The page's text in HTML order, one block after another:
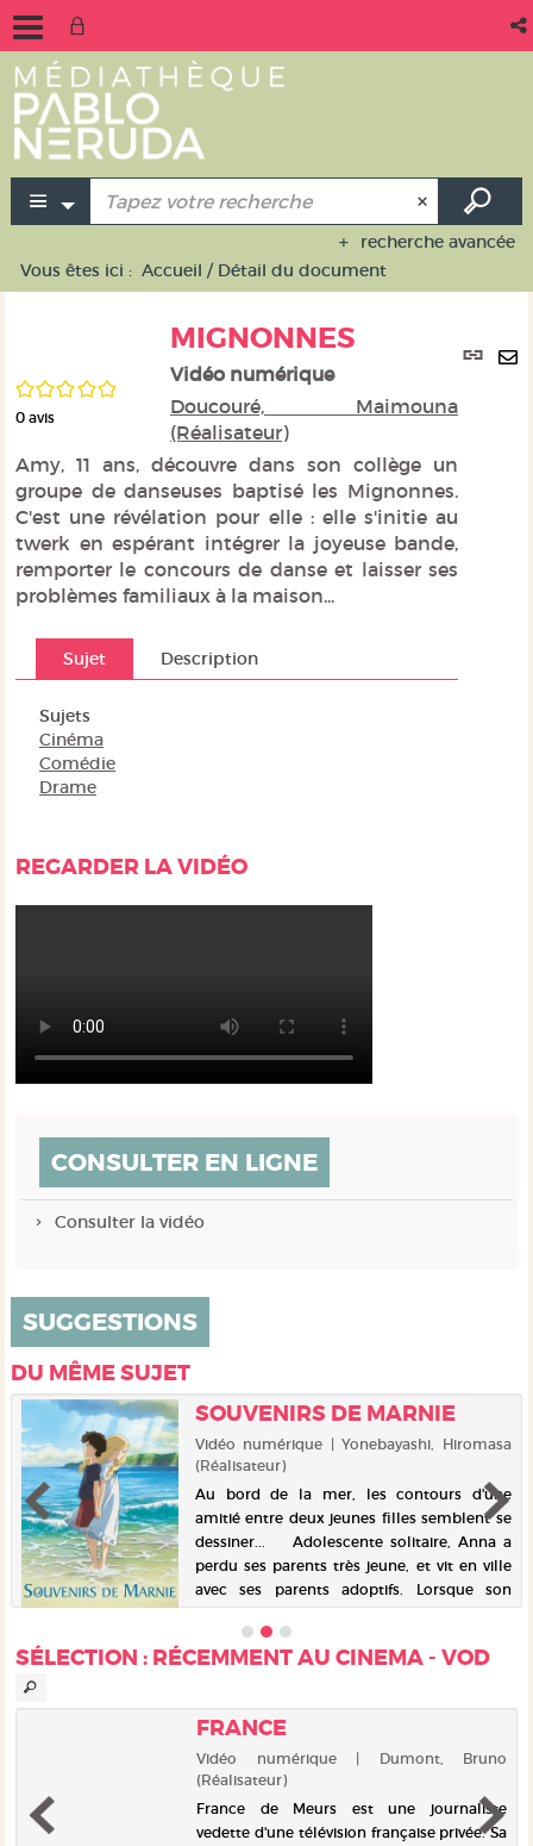
recherche avancée
Vous êtes ici : Accueil / Détail du document
/5
0 avis
MIGNONNES
Vidéo numérique
Doucouré, Maimouna
(Réalisateur)
Amy, 11 ans, découvre dans son collège un
groupe de danseuses baptisé les Mignonnes.
C'est une révélation pour elle : elle s'initie au
twerk en espérant intégrer la joyeuse bande,
remporter le concours de danse et laisser ses
problèmes familiaux à la maison...
Sujet Description
Sujets
Cinéma
Comédie
Drame
REGARDER LA VIDÉO
CONSULTER EN LIGNE
Consulter la vidéo
SUGGESTIONS
DU MÊME SUJET
SOUVENIRS DE MARNIE
Vidéo numérique | Yonebayashi, Hiromasa
(Réalisateur)
Au bord de la mer, les contours d'une
amitié entre deux jeunes filles semblent se
dessiner... Adolescente solitaire, Anna a
perdu ses parents très jeune, et vit en ville
avec ses parents adoptifs. Lorsque son
asthme...
SÉLECTION : RÉCEMMENT AU CINEMA - VOD
FRANCE
Vidéo numérique | Dumont, Bruno
(Réalisateur)
France de Meurs est une journaliste
vedette d'une télévision française privée. Sa